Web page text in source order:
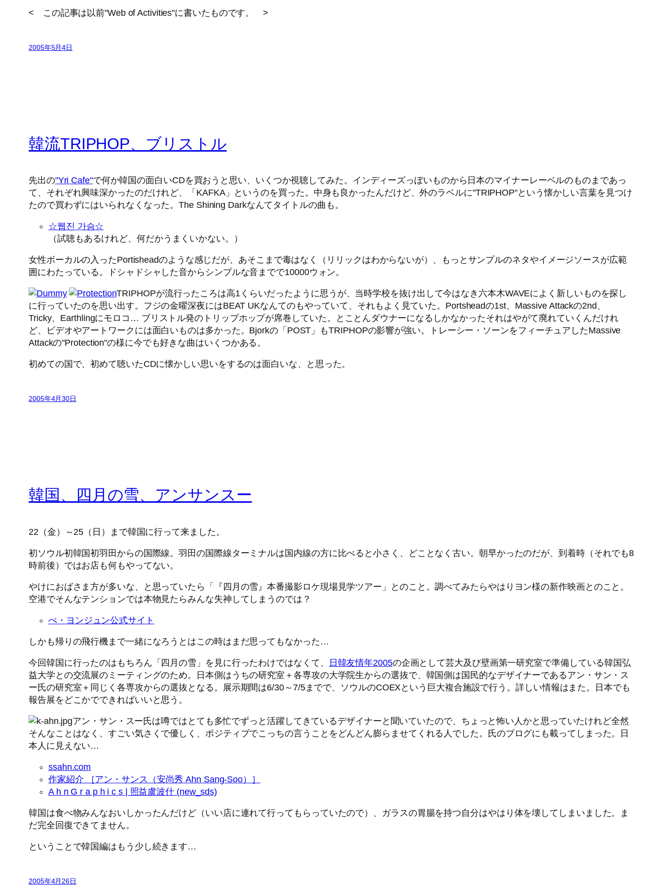
< この記事は以前"Web of Activities"に書いたものです。 >
2005年5月4日
韓流TRIPHOP、ブリストル
先出の"Yri Cafe"で何か韓国の面白いCDを買おうと思い、いくつか視聴してみた。インディーズっぽいものから日本のマイナーレーベルのものまであっ
て、それぞれ興味深かったのだけれど、「KAFKA」というのを買った。中身も良かったんだけど、外のラベルに"TRIPHOP"という懐かしい言葉を見つけ
たので買わずにはいられなくなった。The Shining Darkなんてタイトルの曲も。
☆웹진 가슴☆
（試聴もあるけれど、何だかうまくいかない。）
女性ボーカルの入ったPortisheadのような感じだが、あそこまで毒はなく（リリックはわからないが）、もっとサンプルのネタやイメージソースが広範
囲にわたっている。ドシャドシャした音からシンプルな音までで10000ウォン。
TRIPHOPが流行ったころは高1くらいだったように思うが、当時学校を抜け出して今はなき六本木WAVEによく新しいものを探し
に行っていたのを思い出す。フジの金曜深夜にはBEAT UKなんてのもやっていて、それもよく見ていた。Portsheadの1st、Massive Attackの2nd、
Tricky、Earthlingにモロコ… ブリストル発のトリップホップが席巻していた。とことんダウナーになるしかなかったそれはやがて廃れていくんだけれ
ど、ビデオやアートワークには面白いものは多かった。Bjorkの「POST」もTRIPHOPの影響が強い。トレーシー・ソーンをフィーチュアしたMassive
Attackの"Protection"の様に今でも好きな曲はいくつかある。
初めての国で、初めて聴いたCDに懐かしい思いをするのは面白いな、と思った。
2005年4月30日
韓国、四月の雪、アンサンスー
22（金）～25（日）まで韓国に行って来ました。
初ソウル初韓国初羽田からの国際線。羽田の国際線ターミナルは国内線の方に比べると小さく、どことなく古い。朝早かったのだが、到着時（それでも8
時前後）ではお店も何もやってない。
やけにおばさま方が多いな、と思っていたら「『四月の雪』本番撮影ロケ現場見学ツアー」とのこと。調べてみたらやはりヨン様の新作映画とのこと。
空港でそんなテンションでは本物見たらみんな失神してしまうのでは？
ぺ・ヨンジュン公式サイト
しかも帰りの飛行機まで一緒になろうとはこの時はまだ思ってもなかった…
今回韓国に行ったのはもちろん「四月の雪」を見に行ったわけではなくて、 日韓友情年2005の企画として芸大及び壁画第一研究室で準備している韓国弘
益大学との交流展のミーティングのため。日本側はうちの研究室＋各専攻の大学院生からの選抜で、韓国側は国民的なデザイナーであるアン・サン・ス
ー氏の研究室＋同じく各専攻からの選抜となる。展示期間は6/30～7/5までで、ソウルのCOEXという巨大複合施設で行う。詳しい情報はまた。日本でも
報告展をどこかでできればいいと思う。
アン・サン・スー氏は噂ではとても多忙でずっと活躍してきているデザイナーと聞いていたので、ちょっと怖い人かと思っていたけれど全然
そんなことはなく、すごい気さくで優しく、ポジティブでこっちの言うことをどんどん膨らませてくれる人でした。氏のブログにも載ってしまった。日
本人に見えない…
ssahn.com
作家紹介 ［アン・サンス（安尚秀 Ahn Sang-Soo）］
A h n G r a p h i c s | 照益虞波什 (new_sds)
韓国は食べ物みんなおいしかったんだけど（いい店に連れて行ってもらっていたので）、ガラスの胃腸を持つ自分はやはり体を壊してしまいました。ま
だ完全回復できてません。
ということで韓国編はもう少し続きます…
2005年4月26日